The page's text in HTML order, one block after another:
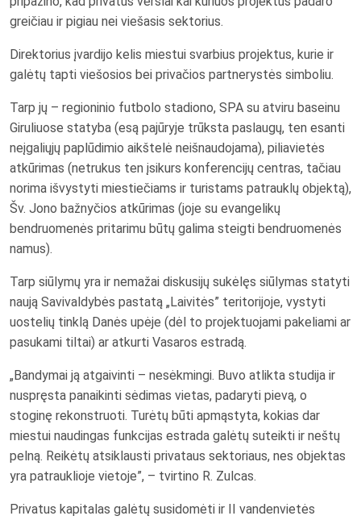
greičiau ir pigiau nei viešasis sektorius.
Direktorius įvardijo kelis miestui svarbius projektus, kurie ir
galėtų tapti viešosios bei privačios partnerystės simboliu.
Tarp jų – regioninio futbolo stadiono, SPA su atviru baseinu
Giruliuose statyba (esą pajūryje trūksta paslaugų, ten esanti
neįgaliųjų paplūdimio aikštelė neišnaudojama), piliavietės
atkūrimas (netrukus ten įsikurs konferencijų centras, tačiau
norima išvystyti miestiečiams ir turistams patrauklų objektą),
Šv. Jono bažnyčios atkūrimas (joje su evangelikų
bendruomenės pritarimu būtų galima steigti bendruomenės
namus).
Tarp siūlymų yra ir nemažai diskusijų sukėlęs siūlymas statyti
naują Savivaldybės pastatą „Laivitės” teritorijoje, vystyti
uostelių tinklą Danės upėje (dėl to projektuojami pakeliami ar
pasukami tiltai) ar atkurti Vasaros estradą.
„Bandymai ją atgaivinti – nesėkmingi. Buvo atlikta studija ir
nuspręsta panaikinti sėdimas vietas, padaryti pievą, o
stoginę rekonstruoti. Turėtų būti apmąstyta, kokias dar
miestui naudingas funkcijas estrada galėtų suteikti ir neštų
pelną. Reikėtų atsiklausti privataus sektoriaus, nes objektas
yra patrauklioje vietoje”, – tvirtino R. Zulcas.
Privatus kapitalas galėtų susidomėti ir II vandenvietės